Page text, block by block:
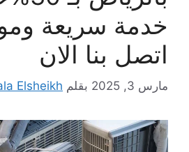
خدمة سريعة
اتصل بنا الان
مارس 3, 2025 بقلم Elsheikh